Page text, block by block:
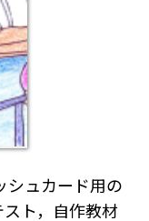
シュカード用の
ト，自作教材